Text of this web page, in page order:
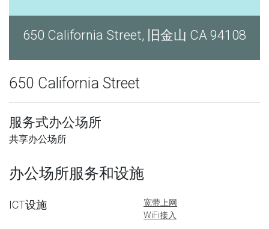
650 California Street, 旧金山 CA 94108
650 California Street
服务式办公场所
共享办公场所
办公场所服务和设施
ICT设施
宽带上网
WiFi接入